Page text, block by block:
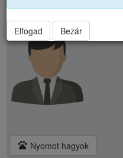
A. László
pets Nyomot hagyok
Elfogad Bezár